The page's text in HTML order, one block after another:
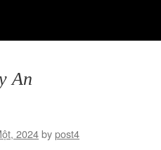
An
2024bypost4